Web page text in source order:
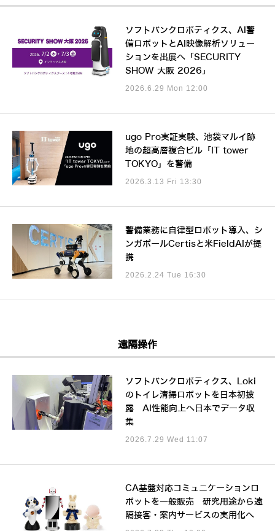
ソフトバンクロボティクス、AI警
備ロボットとAI映像解析ソリュー
ションを出展へ「SECURITY
SHOW 大阪 2026」
2026.6.29 Mon 12:00
ugo Pro実証実験、池袋マルイ跡
地の超高層複合ビル「IT tower
TOKYO」を警備
2026.3.13 Fri 13:30
警備業務に自律型ロボット導入、シ
ンガポールCertisと米FieldAIが提
携
2026.2.24 Tue 16:30
遠隔操作
ソフトバンクロボティクス、Loki
のトイレ清掃ロボットを日本初披
露 AI性能向上へ日本でデータ収
集
2026.7.29 Wed 11:07
CA基盤対応コミュニケーションロ
ボットを一般販売 研究用途から遠
隔接客・案内サービスの実用化へ